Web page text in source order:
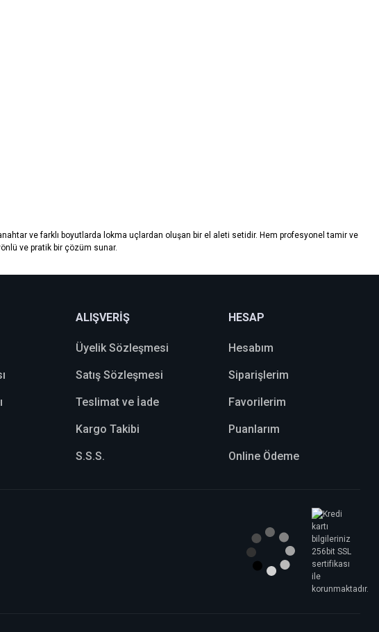
ve farklı boyutlarda lokma uçlardan oluşan bir el aleti setidir. Hem profesyonel tamir ve
ve pratik bir çözüm sunar.
ALIŞVERİŞ
Üyelik Sözleşmesi
Satış Sözleşmesi
Teslimat ve İade
Kargo Takibi
S.S.S.
HESAP
Hesabım
Siparişlerim
Favorilerim
Puanlarım
Online Ödeme